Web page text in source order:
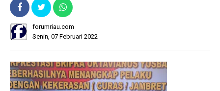
forumriau.com
Senin, 07 Februari 2022